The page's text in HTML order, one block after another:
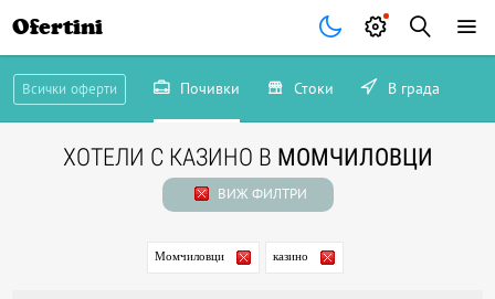
Ofertini
Всички оферти Почивки Стоки В града
ХОТЕЛИ С КАЗИНО В МОМЧИЛОВЦИ
ВИЖ ФИЛТРИ
Момчиловци казино